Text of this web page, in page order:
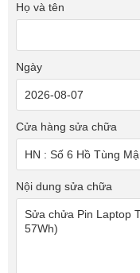
Họ và tên
Ngày
Cửa hàng sửa chữa
Nội dung sửa chữa